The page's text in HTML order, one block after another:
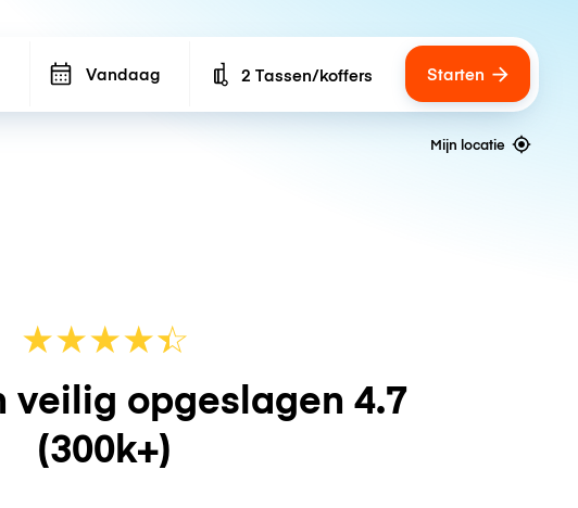
Vandaag Number of bags
2 Tassen/koffers Starten
Mijn locatie
★★★★☆
★
veilig opgeslagen 4.7
(300k+)